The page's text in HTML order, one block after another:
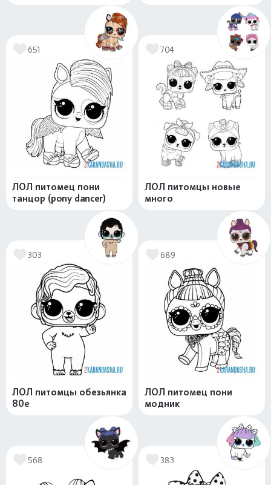
651
ЛОЛ питомец пони
танцор (pony dancer)
704
ЛОЛ питомцы новые
много
303
ЛОЛ питомцы обезьянка
80е
689
ЛОЛ питомец пони
модник
568 383